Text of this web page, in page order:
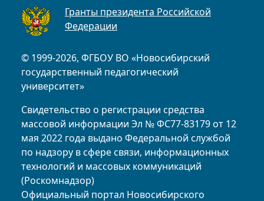
© 1999-2026, ФГБОУ ВО «Новосибирский
государственный педагогический
университет»
Свидетельство о регистрации средства
массовой информации Эл № ФС77-83179 от 12
мая 2022 года выдано Федеральной службой
по надзору в сфере связи, информационных
технологий и массовых коммуникаций
(Роскомнадзор)
Официальный портал Новосибирского
Гранты президента Российской
Федерации